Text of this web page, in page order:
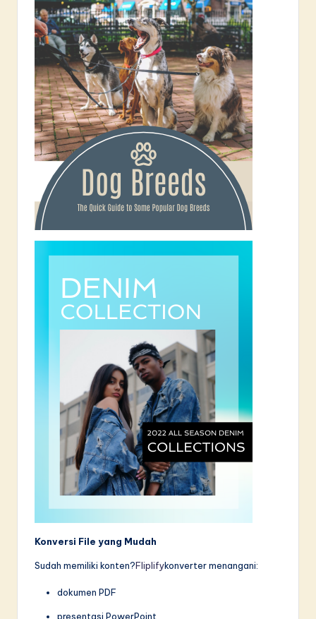
Konversi File yang Mudah
Sudah memiliki konten?Fliplifykonverter menangani:
dokumen PDF
presentasi PowerPoint